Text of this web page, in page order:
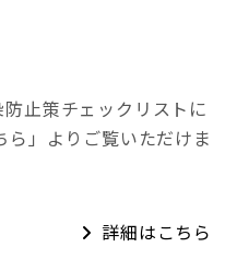
止策チェックリストに
ら」よりご覧いただけま
詳細はこちら